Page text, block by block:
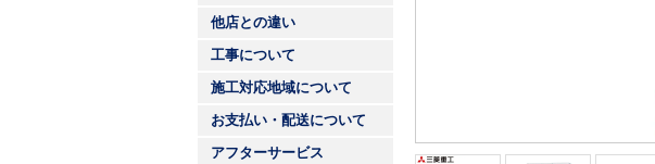
他店との違い
工事について
施工対応地域について
お支払い・配送について
アフターサービス